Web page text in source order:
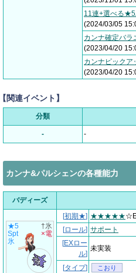
11連+選べる★5
(2024/03/05
カンナ確定バラ
(2023/04/20
カンナピックア
(2023/04/20
関連イベント】
分類
- -
カンナ&パルシェンの各種能力
バディーズ
★5
Spt
氷
†氷
×電
[初期★] ★★★★★
[ロール] サポート
[EXロー
ル]
未実装
[タイプ] こおり